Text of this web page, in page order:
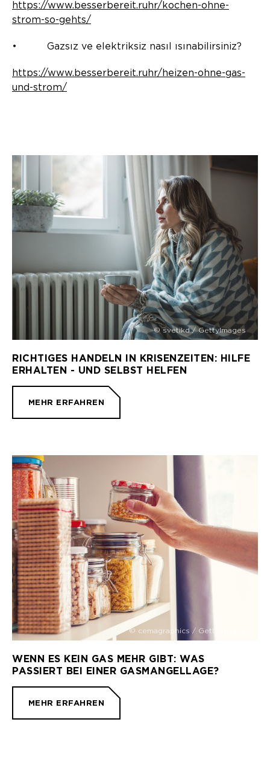
https://www.besserbereit.ruhr/kochen-ohne-
strom-so-gehts/
• Gazsız ve elektriksiz nasıl ısınabilirsiniz?
https://www.besserbereit.ruhr/heizen-ohne-gas-
und-strom/
© svetikd / GettyImages
RICHTIGES HANDELN IN KRISENZEITEN: HILFE
ERHALTEN - UND SELBST HELFEN
MEHR ERFAHREN
© cemagraphics / GettyImages
WENN ES KEIN GAS MEHR GIBT: WAS
PASSIERT BEI EINER GASMANGELLAGE?
MEHR ERFAHREN